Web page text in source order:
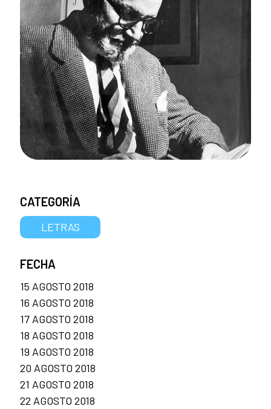
CATEGORÍA
LETRAS
FECHA
15 AGOSTO 2018
16 AGOSTO 2018
17 AGOSTO 2018
18 AGOSTO 2018
19 AGOSTO 2018
20 AGOSTO 2018
21 AGOSTO 2018
22 AGOSTO 2018